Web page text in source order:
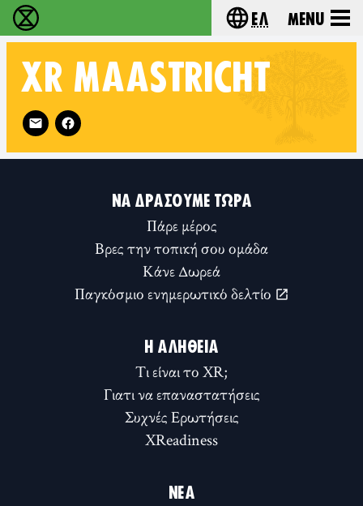
Extinction Rebellion - Home Choose your
Ελ Menu
XR MAASTRICHT
Follow XR Maastricht on
ΝΑ ΔΡΆΣΟΥΜΕ ΤΏΡΑ
Πάρε μέρος
Βρες την τοπική σου ομάδα
Κάνε Δωρεά
Παγκόσμιο ενημερωτικό δελτίο
Η ΑΛΉΘΕΙΑ
Τι είναι το XR;
Γιατι να επαναστατήσεις
Συχνές Ερωτήσεις
XReadiness
ΝΈΑ